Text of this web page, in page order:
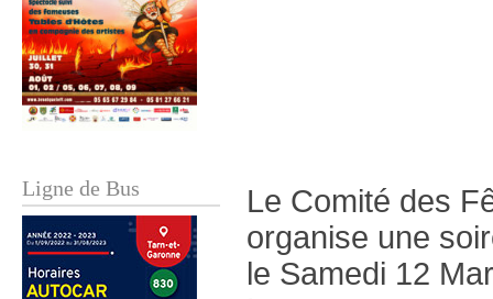
Ligne de Bus
Le Comité des
organise une
le Samedi 12